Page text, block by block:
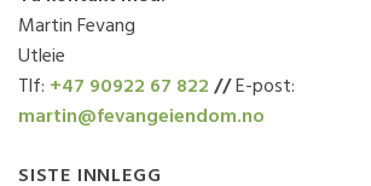
Martin Fevang
Utleie
Tlf: +47 90922 67 822//E-post:
martin@fevangeiendom.no
SISTE INNLEGG